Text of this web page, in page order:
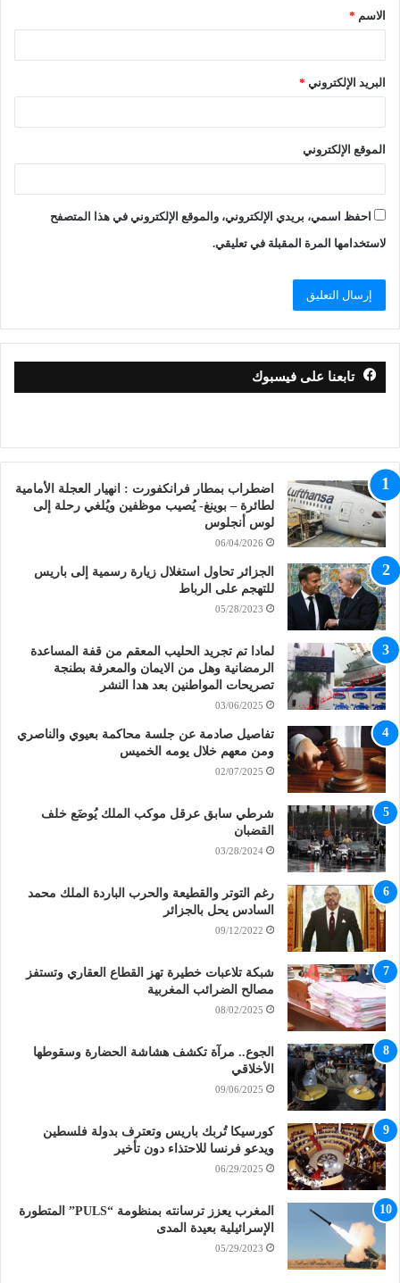
الاسم *
البريد الإلكتروني *
الموقع الإلكتروني
احفظ اسمي، بريدي الإلكتروني، والموقع الإلكتروني في هذا المتصفح
لاستخدامها المرة المقبلة في تعليقي.
تابعنا على فيسبوك
اضطراب بمطار فرانكفورت : انهيار العجلة الأمامية
لطائرة – بوينغ- يُصيب موظفين ويُلغي رحلة إلى
لوس أنجلوس
06/04/2026
الجزائر تحاول استغلال زيارة رسمية إلى باريس
للتهجم على الرباط
05/28/2023
لمادا تم تجريد الحليب المعقم من قفة المساعدة
الرمضانية وهل من الايمان والمعرفة بطنجة
تصريحات المواطنين بعد هدا النشر
03/06/2025
تفاصيل صادمة عن جلسة محاكمة بعيوي والناصري
ومن معهم خلال يومه الخميس
02/07/2025
شرطي سابق عرقل موكب الملك يُوضَع خلف
القضبان
03/28/2024
رغم التوتر والقطيعة والحرب الباردة الملك محمد
السادس يحل بالجزائر
09/12/2022
شبكة تلاعبات خطيرة تهز القطاع العقاري وتستفز
مصالح الضرائب المغربية
08/02/2025
الجوع.. مرآة تكشف هشاشة الحضارة وسقوطها
الأخلاقي
09/06/2025
كورسيكا تُربك باريس وتعترف بدولة فلسطين
ويدعو فرنسا للاحتذاء دون تأخير
06/29/2025
المغرب يعزز ترسانته بمنظومة “PULS” المتطورة
الإسرائيلية بعيدة المدى
05/29/2023